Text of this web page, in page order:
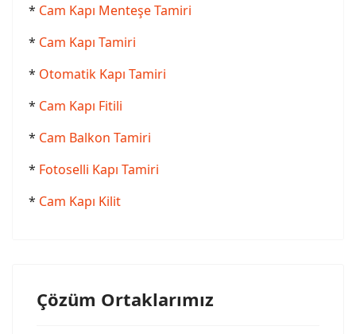
* Cam Kapı Menteşe Tamiri
* Cam Kapı Tamiri
* Otomatik Kapı Tamiri
* Cam Kapı Fitili
* Cam Balkon Tamiri
* Fotoselli Kapı Tamiri
* Cam Kapı Kilit
Çözüm Ortaklarımız